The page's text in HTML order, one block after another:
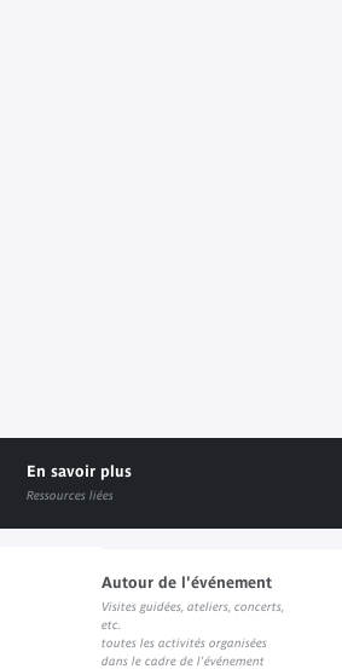
En savoir plus
Ressources liées
Prochains rendez-vous du salon de lecture JK
Lien externe
Réécouter les dernières
Lien externe
Autour de l'événement
Visites guidées, ateliers, concerts,
etc.
toutes les activités organisées
dans le cadre de l'événement